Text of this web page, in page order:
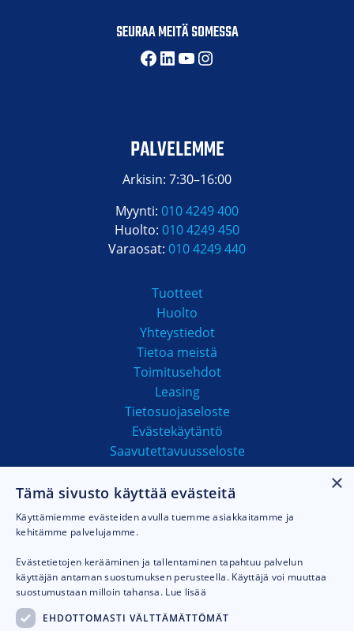
SEURAA MEITÄ SOMESSA
Facebook
LinkedIn
YouTube
Instagram
PALVELEMME
Arkisin: 7:30–16:00
Myynti: 010 4249 400
Huolto: 010 4249 450
Varaosat: 010 4249 440
Tuotteet
Huolto
Yhteystiedot
Tietoa meistä
Toimitusehdot
Leasing
Tietosuojaseloste
Evästekäytäntö
Saavutettavuusseloste
MAKSUTAVAT
×
Tämä sivusto käyttää evästeitä
Käyttämiemme evästeiden avulla tuemme asiakkaitamme ja
kehitämme palvelujamme.
Evästetietojen kerääminen ja tallentaminen tapahtuu palvelun
käyttäjän antaman suostumuksen perusteella. Käyttäjä voi muuttaa
suostumustaan milloin tahansa. Lue lisää
EHDOTTOMASTI VÄLTTÄMÄTTÖMÄT